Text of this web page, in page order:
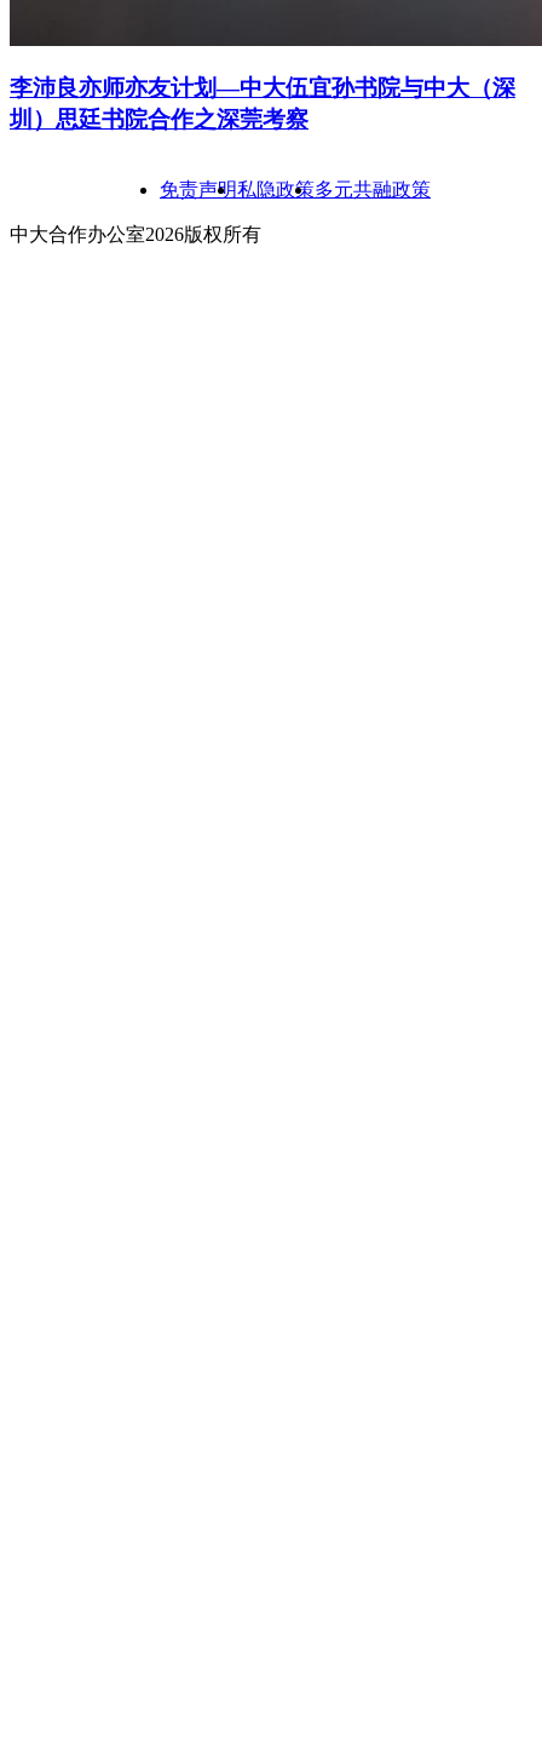
李沛良亦师亦友计划—中大伍宜孙书院与中大（深
圳）思廷书院合作之深莞考察
免责声明私隐政策多元共融政策
中大合作办公室2026版权所有